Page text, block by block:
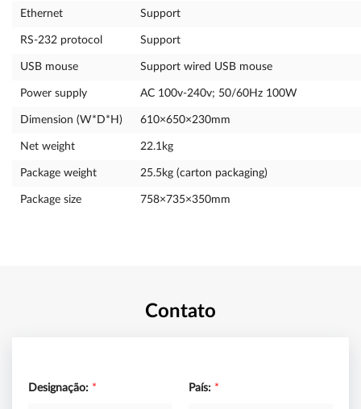
Ethernet Support
RS-232 protocol Support
USB mouse Support wired USB mouse
Power supply AC 100v-240v; 50/60Hz 100W
Dimension (W*D*H) 610×650×230mm
Net weight 22.1kg
Package weight 25.5kg (carton packaging)
Package size 758×735×350mm
Contato
Designação: * País: *